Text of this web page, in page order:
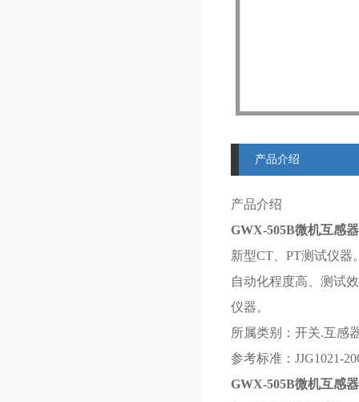
产品介绍
产品介绍
GWX-505B微机互感
新型CT、PT测试仪
自动化程度高、测试
仪器。
所属类别：开关.互感
参考标准：JJG1021-
GWX-505B微机互感